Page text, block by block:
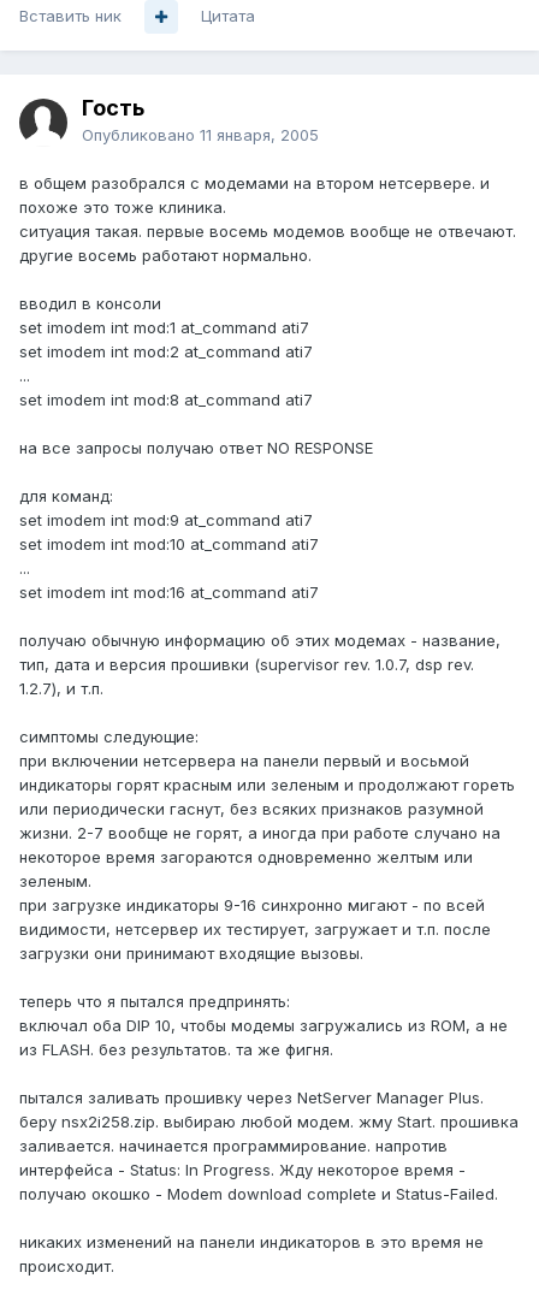
Вставить ник Цитата
Гость
Опубликовано 11 января, 2005
в общем разобрался с модемами на втором нетсервере. и
похоже это тоже клиника.
ситуация такая. первые восемь модемов вообще не отвечают.
другие восемь работают нормально.
вводил в консоли
set imodem int mod:1 at_command ati7
set imodem int mod:2 at_command ati7
...
set imodem int mod:8 at_command ati7
на все запросы получаю ответ NO RESPONSE
для команд:
set imodem int mod:9 at_command ati7
set imodem int mod:10 at_command ati7
...
set imodem int mod:16 at_command ati7
получаю обычную информацию об этих модемах - название,
тип, дата и версия прошивки (supervisor rev. 1.0.7, dsp rev.
1.2.7), и т.п.
симптомы следующие:
при включении нетсервера на панели первый и восьмой
индикаторы горят красным или зеленым и продолжают гореть
или периодически гаснут, без всяких признаков разумной
жизни. 2-7 вообще не горят, а иногда при работе случано на
некоторое время загораются одновременно желтым или
зеленым.
при загрузке индикаторы 9-16 синхронно мигают - по всей
видимости, нетсервер их тестирует, загружает и т.п. после
загрузки они принимают входящие вызовы.
теперь что я пытался предпринять:
включал оба DIP 10, чтобы модемы загружались из ROM, а не
из FLASH. без результатов. та же фигня.
пытался заливать прошивку через NetServer Manager Plus.
беру nsx2i258.zip. выбираю любой модем. жму Start. прошивка
заливается. начинается программирование. напротив
интерфейса - Status: In Progress. Жду некоторое время -
получаю окошко - Modem download complete и Status-Failed.
никаких изменений на панели индикаторов в это время не
происходит.